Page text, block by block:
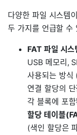
다양한 파일 시스템
두 가지를 언급할 수
FAT 파일 시스
USB 메모리,
사용되는 방식
연결 할당의
각 블록에 포
할당 테이블
(색인 할당은